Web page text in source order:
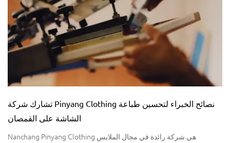
تشارك شركة Pinyang Clothing نصائح الخبراء لتحسين طباعة
الشاشة على القمصان
Nanchang Pinyang Clothing هي شركة رائدة في مجال الملابس